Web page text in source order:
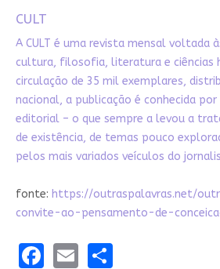
CULT
A CULT é uma revista mensal voltada
cultura, filosofia, literatura e ciências
circulação de 35 mil exemplares,
nacional, a publicação é conhecida por
editorial – o que sempre a levou a
de existência, de temas pouco
pelos mais variados veículos do
fonte: https://outraspalavras.net/
convite-ao-pensamento-de-
Facebook
EmailShare